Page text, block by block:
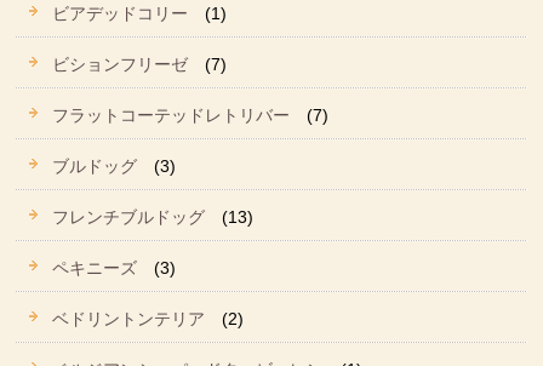
ビアデッドコリー (1)
ビションフリーゼ (7)
フラットコーテッドレトリバー (7)
ブルドッグ (3)
フレンチブルドッグ (13)
ペキニーズ (3)
ベドリントンテリア (2)